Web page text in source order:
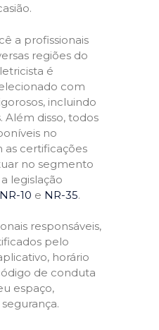
a profissionais
regiões do
é
com
incluindo
Além disso, todos
no
as certificações
no segmento
legislação
NR-10 e NR-35.
responsáveis,
pelo
horário
de conduta
espaço,